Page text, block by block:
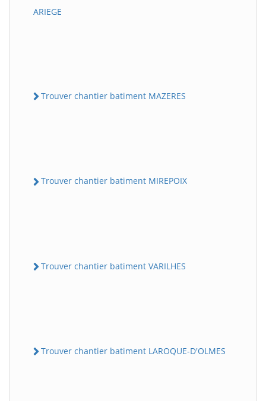
ARIEGE
Trouver chantier batiment MAZERES
Trouver chantier batiment MIREPOIX
Trouver chantier batiment VARILHES
Trouver chantier batiment LAROQUE-D'OLMES